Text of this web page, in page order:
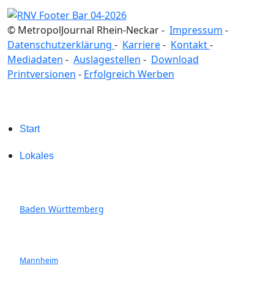
© MetropolJournal Rhein-Neckar - Impressum -
Datenschutzerklärung - Karriere- Kontakt-
Mediadaten - Auslagestellen - Download
Printversionen - Erfolgreich Werben
Start
Lokales
Baden Württemberg
Mannheim